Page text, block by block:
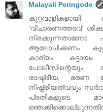
Malayali Peringode
കുറ്റവാളികളായി
‘വിചാരണത്തടവ്
നിരക്കുന്നതാണോ
ആലോചിക്കണം.
കാര്യം
പോലീസിന്റെയും
രാഷ്ട്രീയ, ഭരണ
നിഷ്ക്രിയത്വവും
പ്രതികളുടെ